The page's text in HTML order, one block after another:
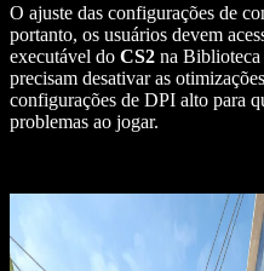
O ajuste das configurações de
portanto, os usuários devem
executável do CS2 na Biblioteca
precisam desativar as
configurações de DPI alto para
problemas ao jogar.